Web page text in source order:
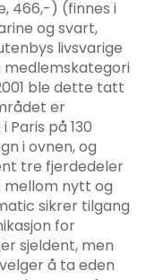
466,-) (finnes i
og svart,
livsvarige
ble dette tatt
er
på 130
i ovnen, og
tre fjerdedeler
mellom nytt og
sikrer tilgang
for
sjeldent, men
å ta eden